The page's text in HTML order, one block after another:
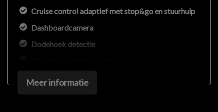
Cruise control adaptief met stop&go en stuurhulp
Dashboardcamera
Dodehoek detectie
Elektronisch stabiliteits programma
Elektronische remkrachtverdeling
Meer informatie